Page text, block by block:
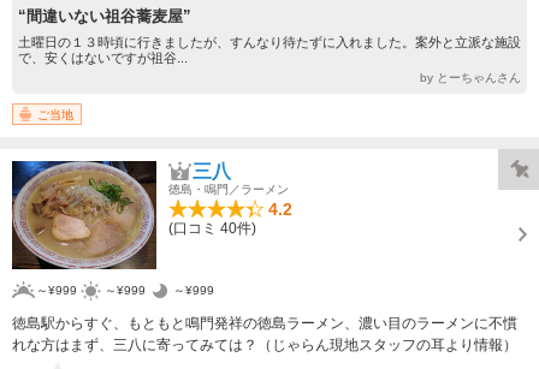
“間違いない祖谷蕎麦屋”
土曜日の１３時頃に行きましたが、すんなり待たずに入れました。案外と立派な施設
で、安くはないですが祖谷...
by とーちゃんさん
ご当地
三八
徳島・鳴門／ラーメン
4.2
(口コミ 40件)
～¥999 ～¥999 ～¥999
徳島駅からすぐ、もともと鳴門発祥の徳島ラーメン、濃い目のラーメンに不慣
れな方はまず、三八に寄ってみては？（じゃらん現地スタッフの耳より情報）